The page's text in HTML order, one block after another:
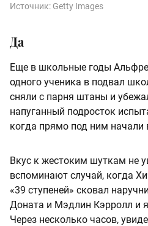
Источник: Getty Images
Да
Еще в школьные годы
одного ученика в подвал
сняли с парня штаны и
напуганный подросток
когда прямо под ним начали
Вкус к жестоким шуткам не
вспоминают случай, когда
«39 ступеней» сковал
Доната и Мэдлин Кэрролл и
Через несколько часов,